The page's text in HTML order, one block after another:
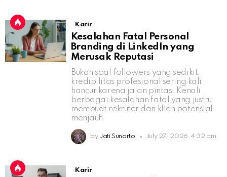
Karir
Kesalahan Fatal Personal
Branding di LinkedIn yang
Merusak Reputasi
Bukan soal followers yang sedikit,
kredibilitas profesional sering kali
hancur karena jalan pintas. Kenali
berbagai kesalahan fatal yang justru
membuat rekruter dan klien potensial
menjauh.
by Jati Sunarto July 27, 2026, 4:32 pm
Karir